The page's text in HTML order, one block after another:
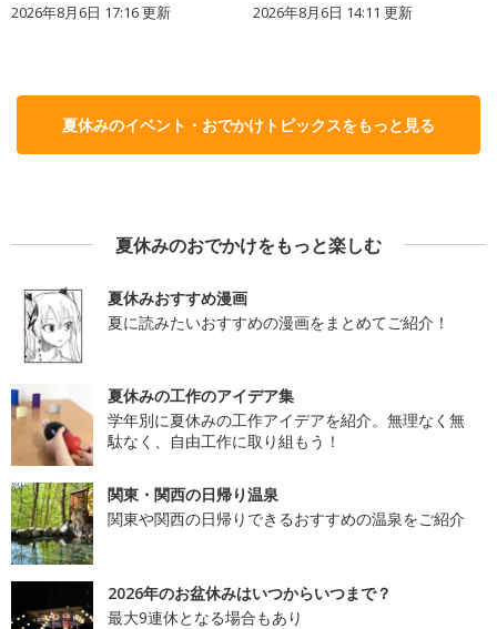
2026年8月6日 17:16更新 2026年8月6日 14:11 更新
夏休みのイベント・おでかけトピックスをもっと見る
夏休みのおでかけをもっと楽しむ
夏休みおすすめ漫画
夏に読みたいおすすめの漫画をまとめてご紹介！
夏休みの工作のアイデア集
学年別に夏休みの工作アイデアを紹介。無理なく無
駄なく、自由工作に取り組もう！
関東・関西の日帰り温泉
関東や関西の日帰りできるおすすめの温泉をご紹介
2026年のお盆休みはいつからいつまで？
最大9連休となる場合もあり